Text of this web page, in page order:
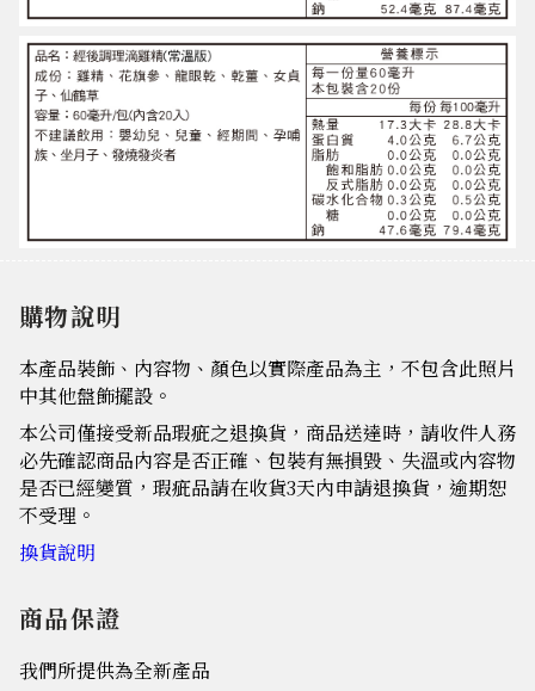
購物說明
本產品裝飾、內容物、顏色以實際產品為主，不包含此照片
中其他盤飾擺設。
本公司僅接受新品瑕疵之退換貨，商品送達時，請收件人務
必先確認商品內容是否正確、包裝有無損毀、失溫或內容物
是否已經變質，瑕疵品請在收貨3天內申請退換貨，逾期恕
不受理。
換貨說明
商品保證
我們所提供為全新產品